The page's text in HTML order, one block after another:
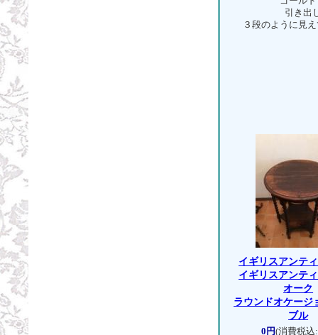
引き出し
３段のように見
イギリスアンテ
イギリスアンテ
オーク
ラウンドオケージ
ブル
0円(消費税込